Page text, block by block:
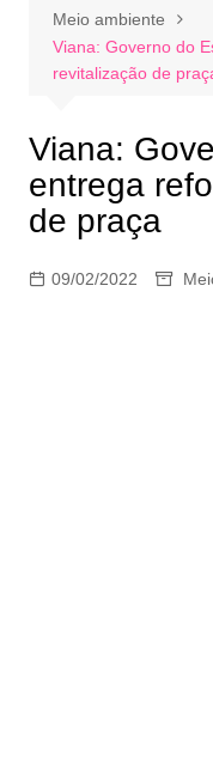
Meio ambiente
Viana: Governo do
revitalização de
Viana:
entrega
de praça
09/02/2022